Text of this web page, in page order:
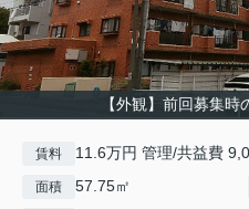
【外観】前回募集
賃料 11.6万円 管理/共益費
面積 57.75㎡